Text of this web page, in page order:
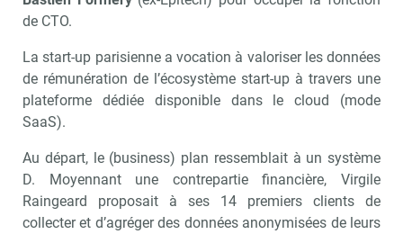
de CTO.
La start-up parisienne a vocation à valoriser les données
de rémunération de l’écosystème start-up à travers une
plateforme dédiée disponible dans le cloud (mode
SaaS).
Au départ, le (business) plan ressemblait à un système
D. Moyennant une contrepartie financière, Virgile
Raingeard proposait à ses 14 premiers clients de
collecter et d’agréger des données anonymisées de leurs